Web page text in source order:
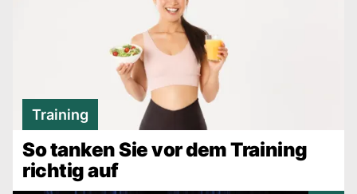
Training
So tanken Sie vor dem Training
richtig auf